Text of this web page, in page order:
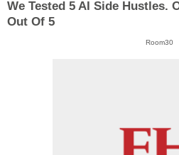
We Tested 5 AI Side Hustles.
Out Of 5
Room30